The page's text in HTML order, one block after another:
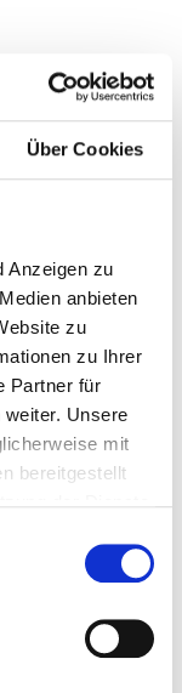
Über Cookies
Anzeigen zu
anbieten
zu
zu Ihrer
Partner für
Unsere
mit
bereitgestellt